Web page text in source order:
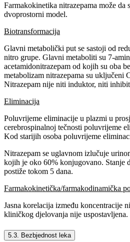
Farmakokinetika nitrazepama može da
dvoprostorni model.
Biotransformacija
Glavni metabolički put se sastoji od
nitro grupe. Glavni metaboliti su 7-
acetamidonitrazepam od kojih su oba
metabolizam nitrazepama su
Nitrazepam nije niti induktor, niti
Eliminacija
Poluvrijeme eliminacije u plazmi u
cerebrospinalnoj tečnosti poluvrijeme
Kod starijih osoba poluvrijeme
Nitrazepam se uglavnom izlučuje
kojih je oko 60% konjugovano. Stanje
postiže tokom 5 dana.
Farmakokinetička/farmakodinamička
Jasna korelacija između koncentracije
kliničkog djelovanja nije uspostavljena.
5.3. Bezbjednost leka